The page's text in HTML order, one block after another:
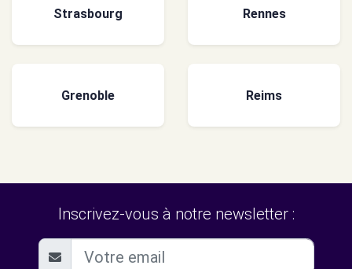
Strasbourg Rennes
Grenoble Reims
Inscrivez-vous à notre newsletter :